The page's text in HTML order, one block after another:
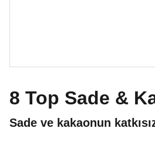
8 Top Sade &
Sade ve kakaonun